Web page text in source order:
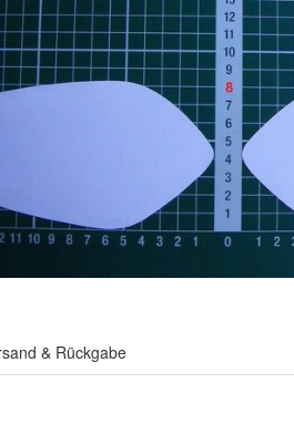
& Rückgabe